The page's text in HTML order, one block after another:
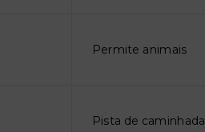
Permite animais
Pista de caminhada